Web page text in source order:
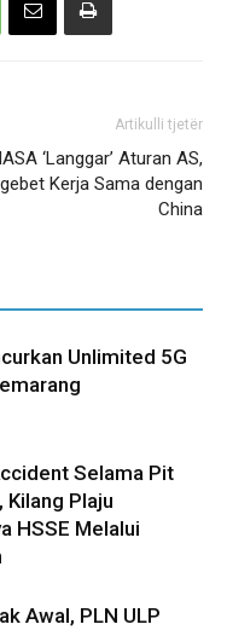
Artikulli tjetër
‘Langgar’ Aturan AS,
Kerja Sama dengan
China
Unlimited 5G
Selama Pit
Plaju
HSSE Melalui
Awal, PLN ULP